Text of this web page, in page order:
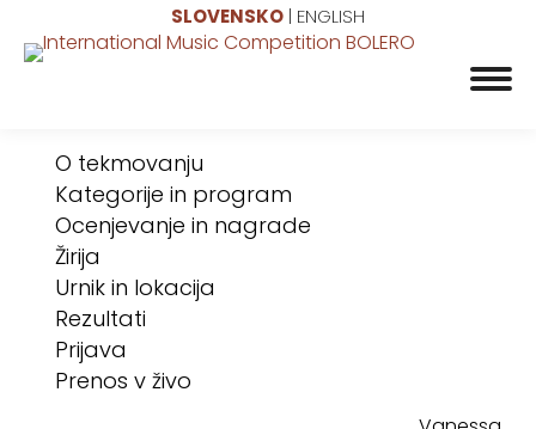
SLOVENSKO | ENGLISH
O tekmovanju
Kategorije in program
Ocenjevanje in nagrade
Žirija
Urnik in lokacija
Rezultati
Prijava
Prenos v živo